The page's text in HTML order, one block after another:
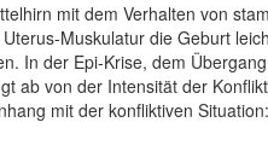
mit dem Verhalten von
Muskulatur die Geburt
In der Epi-Krise, dem
ab von der Intensität der
mit der konfliktiven